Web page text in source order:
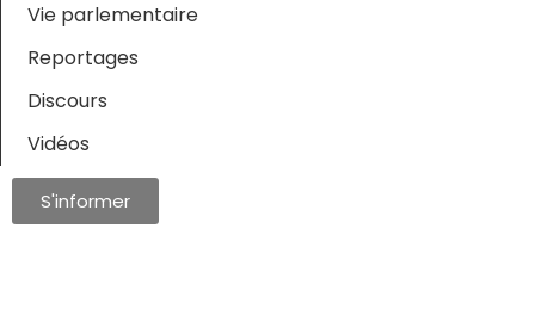
Vie parlementaire
Reportages
Discours
Vidéos
S'informer